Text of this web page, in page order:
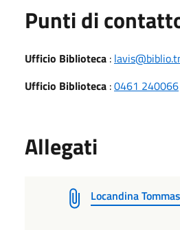
Punti di
Ufficio Biblioteca :
Ufficio Biblioteca :0461 240066
Allegati
Locandina